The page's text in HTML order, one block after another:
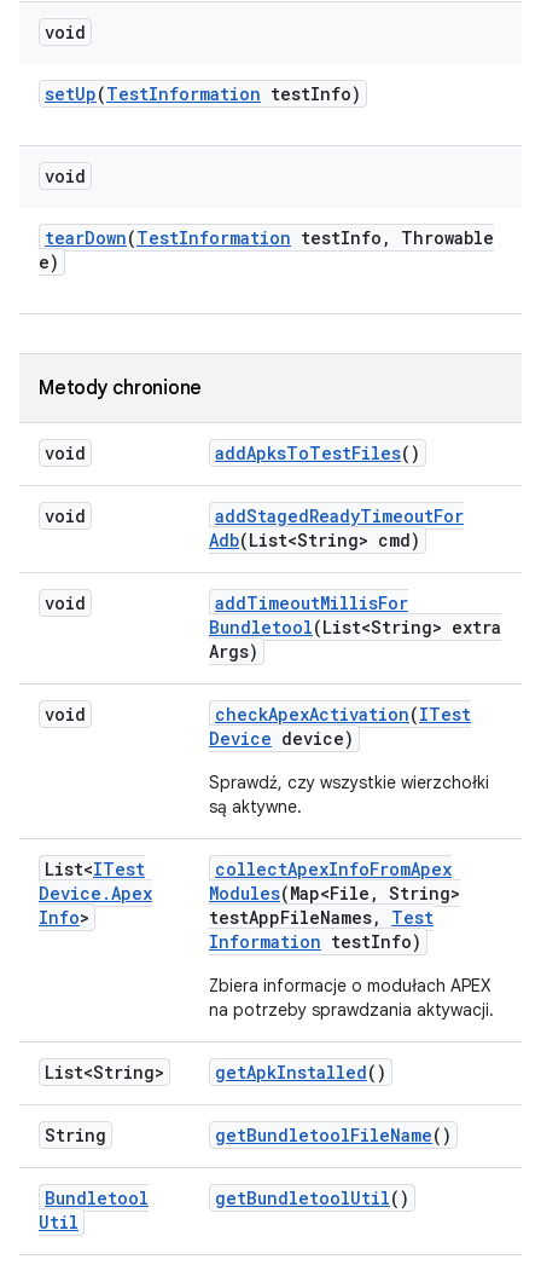
void
setUp(TestInformation testInfo)
void
tearDown(TestInformation testInfo ,
Throwable
e)
Metody chronione
void addApksToTestFiles()
void addStagedReadyTimeoutFor
Adb(List<String> cmd)
void addTimeoutMillisFor
Bundletool(List<String> extra
Args)
void checkApexActivation(ITest
Device device)
Sprawdź, czy wszystkie wierzchołki
są aktywne.
List<ITest
Device .Apex
Info>
collectApexInfoFromApex
Modules(Map<File , String>
testAppFileNames,
Test
Information testInfo)
Zbiera informacje o modułach APEX
na potrzeby sprawdzania aktywacji.
List<String> getApkInstalled()
String getBundletoolFileName()
Bundletool
Util
getBundletoolUtil()